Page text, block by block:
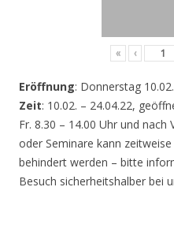
« ‹
Eröffnung: Donnerstag
Zeit: 10.02. – 24.04.22,
Fr. 8.30 – 14.00 Uhr und nach
oder Seminare kann
behindert werden – bitte
Besuch sicherheitshalber bei